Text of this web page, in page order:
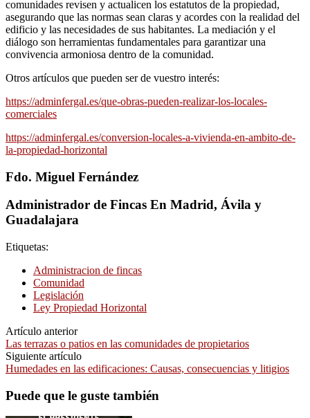
comunidades revisen y actualicen los estatutos de la propiedad,
asegurando que las normas sean claras y acordes con la realidad del
edificio y las necesidades de sus habitantes. La mediación y el
diálogo son herramientas fundamentales para garantizar una
convivencia armoniosa dentro de la comunidad.
Otros artículos que pueden ser de vuestro interés:
https://adminfergal.es/que-obras-pueden-realizar-los-locales-
comerciales
https://adminfergal.es/conversion-locales-a-vivienda-en-ambito-de-
la-propiedad-horizontal
Fdo. Miguel Fernández
Administrador de Fincas En Madrid, Ávila y
Guadalajara
Etiquetas:
Administracion de fincas
Comunidad
Legislación
Ley Propiedad Horizontal
Artículo anterior
Las terrazas o patios en las comunidades de propietarios
Siguiente artículo
Humedades en las edificaciones: Causas, consecuencias y litigios
Puede que le guste también